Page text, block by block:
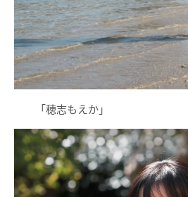
「穂志もえか」